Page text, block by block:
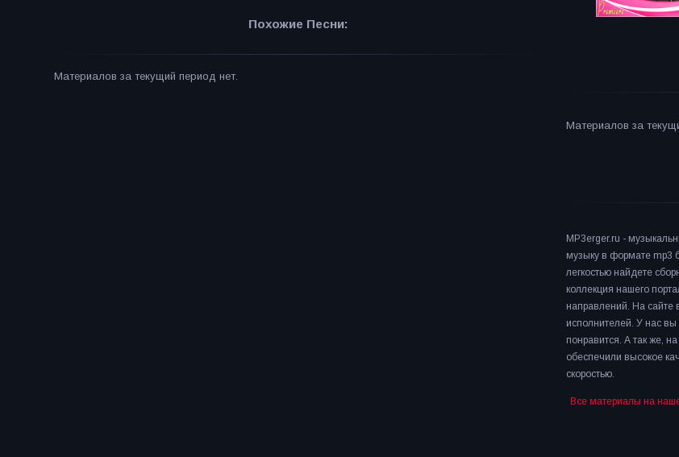
Похожие Песни:
Материалов за текущий период нет.
Материалов за
MP3erger.ru -
музыку в формате mp3
легкостью найдете
коллекция нашего
направлений. На сайте
исполнителей. У нас
понравится. А так же,
обеспечили высокое
скоростью.
Все материалы на